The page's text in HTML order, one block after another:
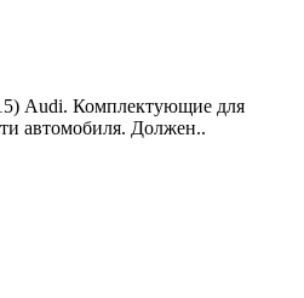
Audi. Комплектующие для
автомобиля. Должен..